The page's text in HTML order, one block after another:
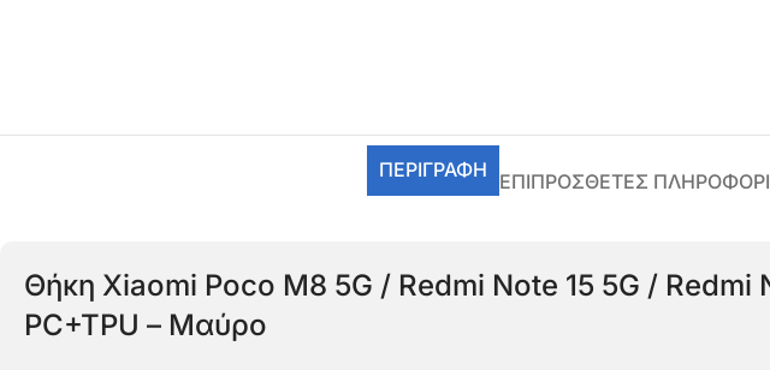
ΠΕΡΙΓΡΑΦΉ ΕΠΙΠΡΌΣΘΕΤΕΣ
Θήκη Xiaomi Poco M8 5G / Redmi Note 15 5G /
PC+TPU – Μαύρο